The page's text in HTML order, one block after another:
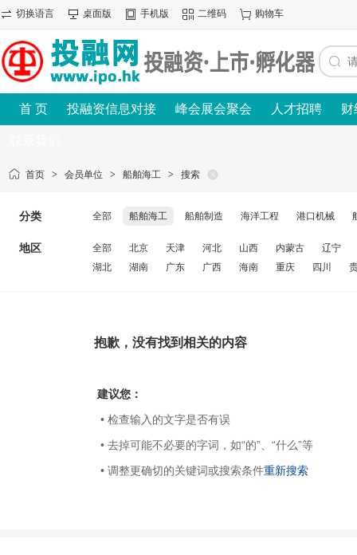
切换语言 桌面版 手机版 二维码 购物车
首 页 投融资信息对接 峰会展会聚会 人才招聘 财
首页 > 会员单位 > 船舶海工 > 搜索
分类 全部 船舶海工 船舶制造 海洋工程 港口机械
地区 全部 北京 天津 河北 山西 内蒙古
辽宁
湖北
湖南 广东 广西 海南 重庆 四川
抱歉，没有找到相关的内容
建议您：
• 检查输入的文字是否有误
• 去掉可能不必要的字词，如“的”、“什么”等
• 调整更确切的关键词或搜索条件重新搜索